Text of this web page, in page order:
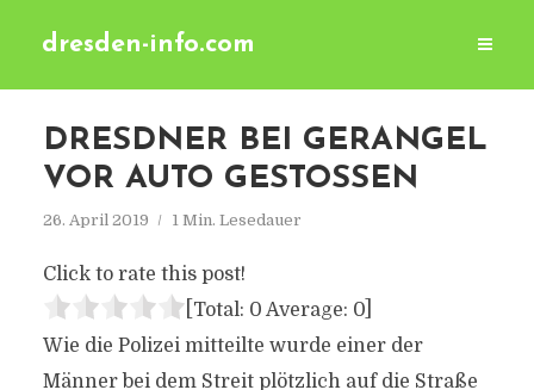
dresden-info.com
DRESDNER BEI GERANGEL
VOR AUTO GESTOSSEN
26. April 2019 1 Min. Lesedauer
Click to rate this post!
[Total: 0 Average: 0]
Wie die Polizei mitteilte wurde einer der
Männer bei dem Streit plötzlich auf die Straße